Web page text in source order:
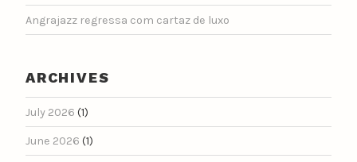
Angrajazz regressa com cartaz de luxo
ARCHIVES
July 2026 (1)
June 2026 (1)